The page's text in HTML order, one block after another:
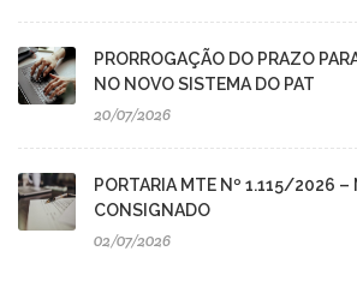
PRORROGAÇÃO DO PRAZO
NO NOVO SISTEMA DO PAT
20/07/2026
PORTARIA MTE Nº 1.115/2026 –
CONSIGNADO
02/07/2026